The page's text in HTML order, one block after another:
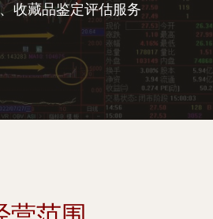
收藏品鉴定评估服务